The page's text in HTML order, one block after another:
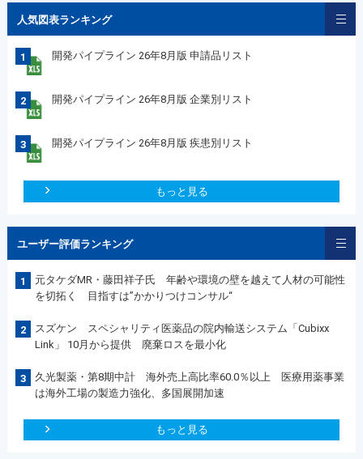
人気図表ランキング
1 開発パイプライン 26年8月版 申請品リスト
2 開発パイプライン 26年8月版 企業別リスト
3 開発パイプライン 26年8月版 疾患別リスト
もっと見る
ユーザー評価ランキング
1
元タケダMR・藤田祥子氏 年齢や環境の壁を越えて人材の可能性
を切拓く 目指すは”かかりつけコンサル“
2
スズケン スペシャリティ医薬品の院内輸送システム「Cubixx
Link」 10月から提供 廃棄ロスを最小化
3
久光製薬・第8期中計 海外売上高比率60.0％以上 医療用薬事業
は海外工場の製造力強化、多国展開加速
もっと見る